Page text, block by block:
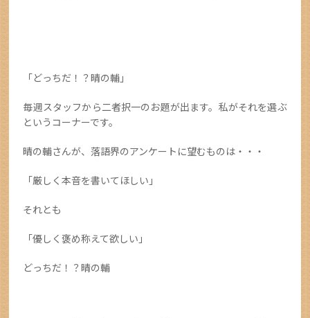
「どっちだ！？晴の輔」
毎週スタッフから二者択一のお題が出ます。私がそれを選ぶ
というコーナーです。
晴の輔さんが、落語界のアンケートに望むものは・・・
「厳しく本音を書いてほしい」
それとも
「優しく褒め称えて欲しい」
どっちだ！？晴の輔